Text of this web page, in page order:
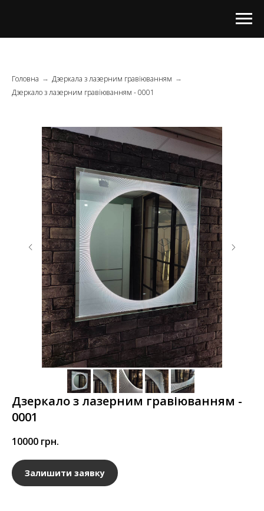
Головна → Дзеркала з лазерним гравіюванням →
Дзеркало з лазерним гравіюванням - 0001
Дзеркало з лазерним гравіюванням -
0001
10000 грн.
Залишити заявку